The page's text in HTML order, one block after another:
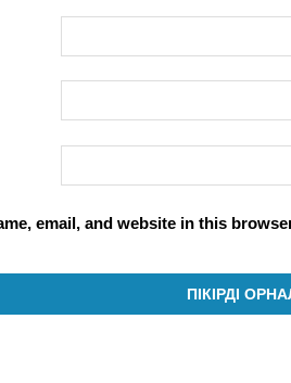
email, and website in this